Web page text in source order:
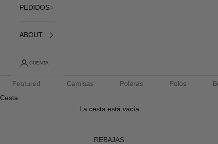
PEDIDOS
ABOUT
CUENTA
Featured Camisas Poleras Polos
Cesta
La cesta está vacía
REBAJAS